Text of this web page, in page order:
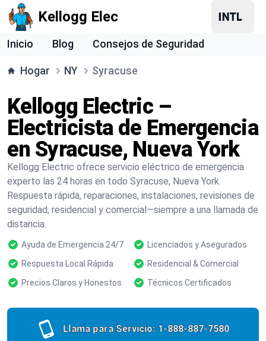
Kellogg Elec
Inicio Blog Consejos de Seguridad
Hogar NY Syracuse
Kellogg Electric –
Electricista de Emergencia
en Syracuse, Nueva York
Kellogg Electric ofrece servicio eléctrico de emergencia
experto las 24 horas en todo Syracuse, Nueva York.
Respuesta rápida, reparaciones, instalaciones, revisiones de
seguridad, residencial y comercial—siempre a una llamada de
distancia.
Ayuda de Emergencia 24/7
Licenciados y Asegurados
Respuesta Local Rápida
Residencial & Comercial
Precios Claros y Honestos
Técnicos Certificados
Llama para Servicio: 1-888-887-7580